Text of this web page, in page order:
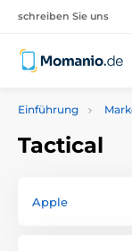
schreiben Sie uns
Einführung
Tactical
Apple